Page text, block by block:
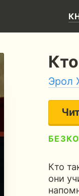
Эрол
Кто
они